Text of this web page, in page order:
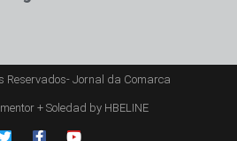
Reservados- Jornal da Comarca
+ Soledad by HBELINE